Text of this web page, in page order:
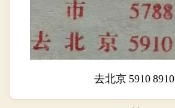
去北京 5910 8910